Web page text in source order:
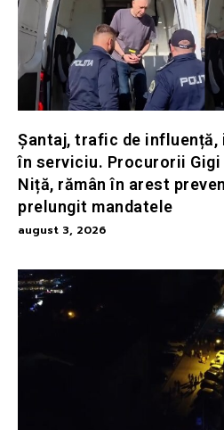
Șantaj, trafic de influență,
în serviciu. Procurorii Gigi
Niță, rămân în arest
prelungit mandatele
august 3, 2026